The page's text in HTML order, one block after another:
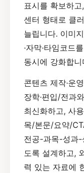
표시를 확보하
센터 형태로 클
늘립니다. 이미
·자막·타임코드
동시에 강화합니
콘텐츠 제작·운
장학·편입/전과
최신화하고, 사
목/본문/요약/
전공-과목-성과-
도록 설계하고,
력 있는 자료에